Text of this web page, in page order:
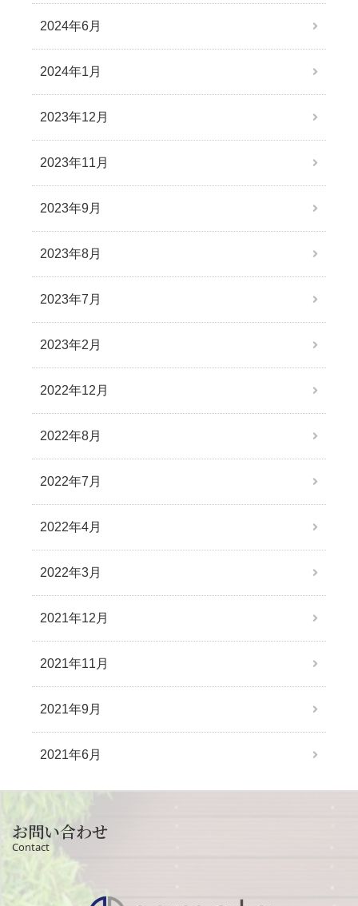
2024年6月
2024年1月
2023年12月
2023年11月
2023年9月
2023年8月
2023年7月
2023年2月
2022年12月
2022年8月
2022年7月
2022年4月
2022年3月
2021年12月
2021年11月
2021年9月
2021年6月
お問い合わせ
Contact